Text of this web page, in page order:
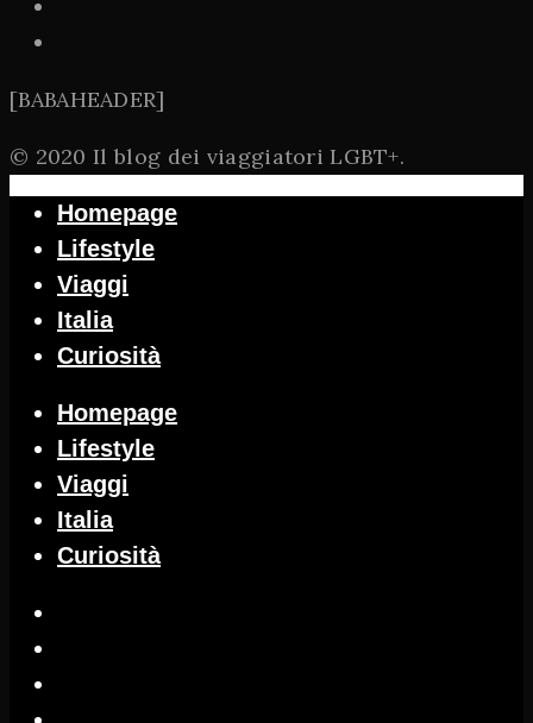
[BABAHEADER]
© 2020 Il blog dei viaggiatori LGBT+.
Homepage
Lifestyle
Viaggi
Italia
Curiosità
Homepage
Lifestyle
Viaggi
Italia
Curiosità